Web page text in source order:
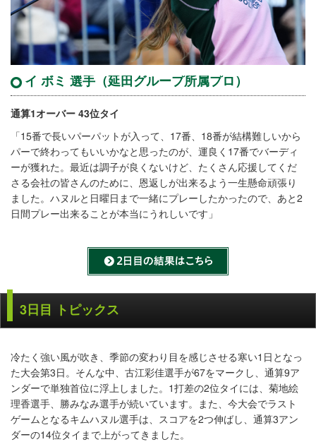
イ ボミ 選手（延田グループ所属プロ）
通算1オーバー 43位タイ
「15番で長いパーパットが入って、17番、18番が結構難しいから
パーで終わってもいいかなと思ったのが、運良く17番でバーディ
ーが獲れた。最近は調子が良くないけど、たくさん応援してくだ
さる会社の皆さんのために、恩返しが出来るよう一生懸命頑張り
ました。ハヌルと日曜日まで一緒にプレーしたかったので、あと2
日間プレー出来ることが本当にうれしいです」
3日目 トピックス
冷たく強い風が吹き、季節の変わり目を感じさせる寒い1日となっ
た大会第3日。そんな中、古江彩佳選手が67をマークし、通算9ア
ンダーで単独首位に浮上しました。1打差の2位タイには、菊地絵
理香選手、勝みなみ選手が続いています。また、今大会でラスト
ゲームとなるキムハヌル選手は、スコアを2つ伸ばし、通算3アン
ダーの14位タイまで上がってきました。